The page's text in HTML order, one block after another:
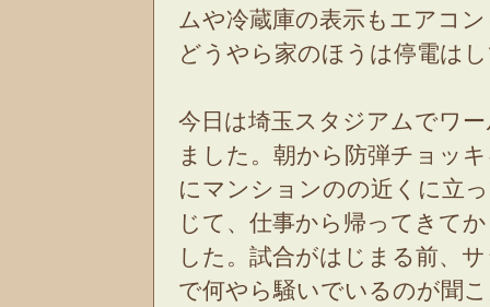
ムや冷蔵庫の表示もエアコ
どうやら家のほうは停電は
今日は埼玉スタジアムでワ
ました。朝から防弾チョッ
にマンションのの近くに立
じて、仕事から帰ってきて
した。試合がはじまる前、
で何やら騒いでいるのが聞